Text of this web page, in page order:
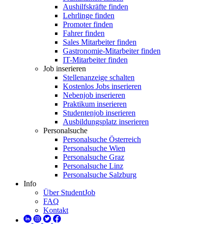
Aushilfskräfte finden
Lehrlinge finden
Promoter finden
Fahrer finden
Sales Mitarbeiter finden
Gastronomie-Mitarbeiter finden
IT-Mitarbeiter finden
Job inserieren
Stellenanzeige schalten
Kostenlos Jobs inserieren
Nebenjob inserieren
Praktikum inserieren
Studentenjob inserieren
Ausbildungsplatz inserieren
Personalsuche
Personalsuche Österreich
Personalsuche Wien
Personalsuche Graz
Personalsuche Linz
Personalsuche Salzburg
Info
Über StudentJob
FAQ
Kontakt